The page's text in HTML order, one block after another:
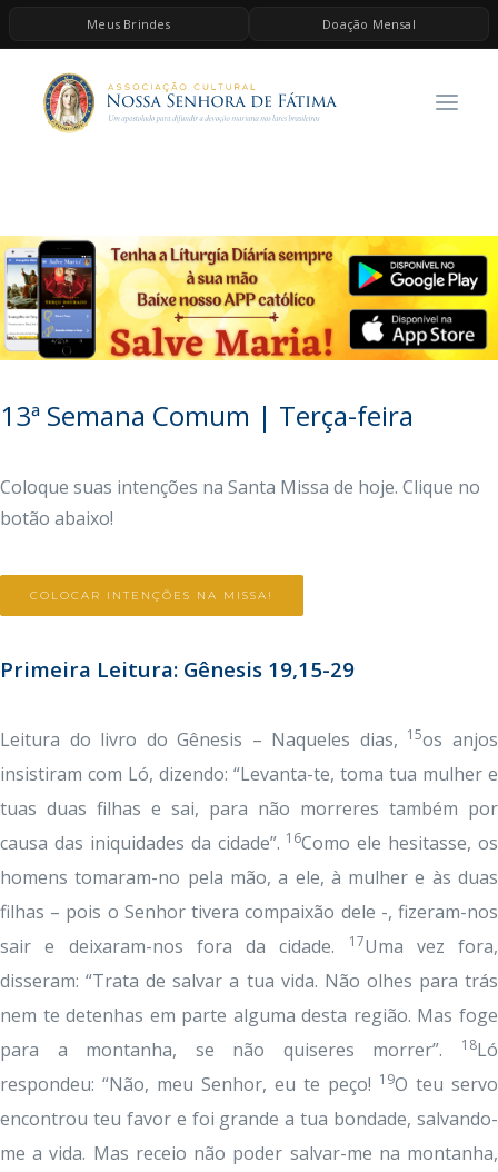
Meus Brindes Doação Mensal
HOME
A ASSOCIAÇÃO
AS MELHORES MÚSICAS CATÓLICAS
BRINDES
QUERO DOAR
13ª Semana Comum | Terça-feira
Coloque suas intenções na Santa Missa de hoje. Clique no
botão abaixo!
COLOCAR INTENÇÕES NA MISSA!
Primeira Leitura: Gênesis 19,15-29
Leitura do livro do Gênesis – Naqueles dias, 15os anjos
insistiram com Ló, dizendo: “Levanta-te, toma tua mulher e
tuas duas filhas e sai, para não morreres também por
causa das iniquidades da cidade”. 16Como ele hesitasse, os
homens tomaram-no pela mão, a ele, à mulher e às duas
filhas – pois o Senhor tivera compaixão dele -, fizeram-nos
sair e deixaram-nos fora da cidade.
17Uma vez fora,
disseram: “Trata de salvar a tua vida. Não olhes para trás
nem te detenhas em parte alguma desta região. Mas foge
para a montanha, se não quiseres morrer”.
18Ló
respondeu: “Não, meu Senhor, eu te peço! 19O teu servo
encontrou teu favor e foi grande a tua bondade, salvando-
me a vida. Mas receio não poder salvar-me na montanha,